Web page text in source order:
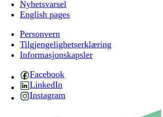
Nyhetsvarsel
English pages
Personvern
Tilgjengelighetserklæring
Informasjonskapsler
Facebook
LinkedIn
Instagram